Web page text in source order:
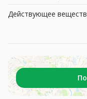
Действующее